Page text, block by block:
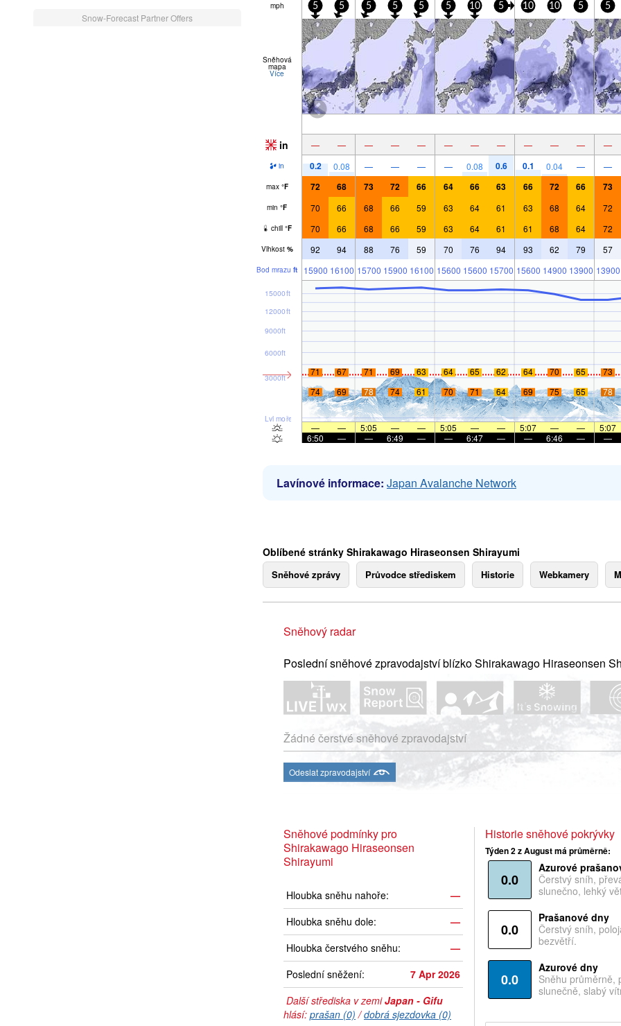
Snow-Forecast Partner Offers
mph 5 5 5 5 5 5 10 5 10 10 5 5
Sněhová
mapa
Více
in — — — — — — — — — — — —
in 0.2 0.08 — — — — 0.08 0.6 0.1 0.04 — —
max °F 72 68 73 72 66 64 66 63 66 72 66 73
min °F 70 66 68 66 59 63 64 61 63 68 64 72
chill °F 70 66 68 66 59 63 64 61 61 68 64 72
Vlhkost % 92 94 88 76 59 70 76 94 93 62 79 57
Bod mrazu ft 15900 16100 15700 15900 16100 15600 15600 15700 15600 14900 13900 13900
Lvl moře
3000ft
6000ft
9000ft
12000ft
15000ft
71 67 71 69 63 64 65 62 64 70 65 73
74
69 78 74 61 70 71 64 69 75 65 78
— — 5:05 — — 5:05 — — 5:07 — — 5:07
6:50
— — 6:49 — — 6:47 — — 6:46 — —
Lavínové informace: Japan Avalanche Network
Oblíbené stránky Shirakawago Hiraseonsen Shirayumi
Sněhové zprávy Průvodce střediskem Historie Webkamery
Sněhový radar
Poslední sněhové zpravodajství blízko Shirakawago Hiraseonsen
Žádné čerstvé sněhové zpravodajství
Odeslat zpravodajství
Sněhové podmínky pro
Shirakawago Hiraseonsen
Shirayumi
Hloubka sněhu nahoře:
—
Hloubka sněhu dole:
—
Hloubka čerstvého sněhu:
—
Poslední sněžení:
7 Apr 2026
Další střediska v zemiJapan - Gifu
hlásí: prašan (0) /dobrá sjezdovka (0)
Historie sněhové pokrývky
Týden 2 z August má průměrně:
0.0
Azurové
Čerstvý sníh,
slunečno, lehký
0.0
Prašanové dny
Čerstvý sníh,
bezvětří.
0.0
Azurové dny
Sněhu průměrně,
slunečně, slabý